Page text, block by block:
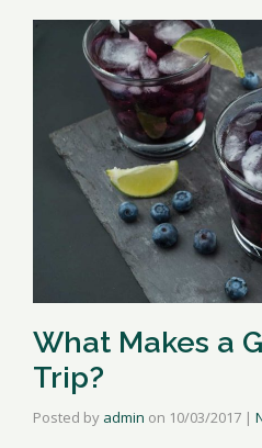
What Makes a
Trip?
Posted by admin on 10/03/2017 |